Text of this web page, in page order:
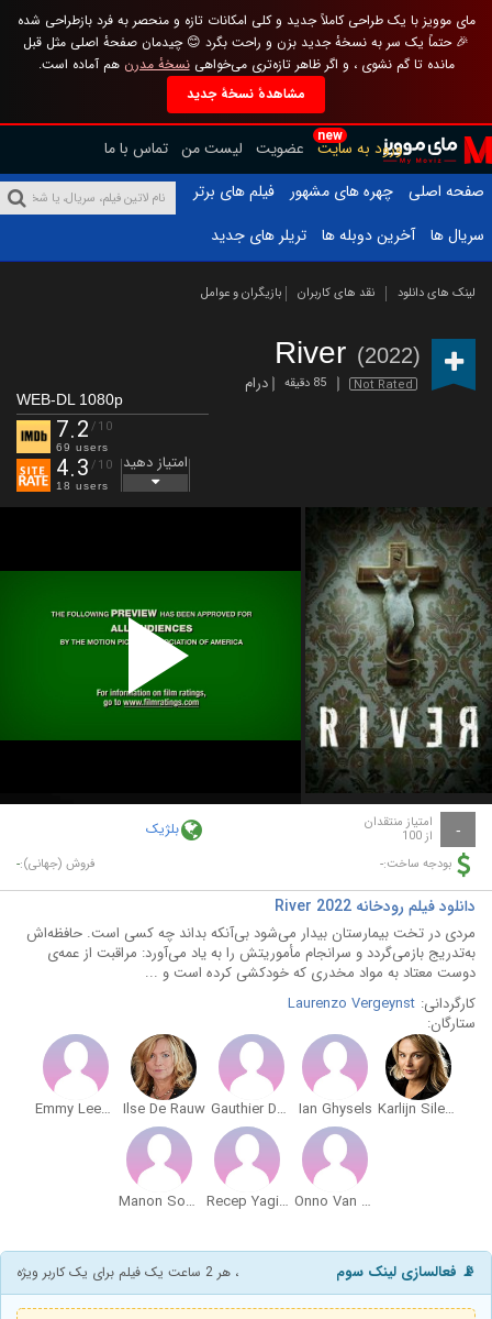
مای موویز با یک طراحی کاملاً جدید و کلی امکانات تازه و منحصر به فرد بازطراحی شده
🎉 حتماً یک سر به نسخهٔ جدید بزن و راحت بگرد 😊 چیدمان صفحهٔ اصلی مثل قبل
مانده تا گم نشوی ، و اگر ظاهر تازه‌تری می‌خواهینسخهٔ مدرن هم آماده است.
مشاهدهٔ نسخهٔ جدید
new
ورود به سایت عضویت لیست من تماس با ما
صفحه اصلی
چهره های مشهور
فیلم های برتر
سریال ها
آخرین دوبله ها تریلر های جدید
لینک های دانلود نقد های کاربران بازیگران و عوامل
River (2022)
Not Rated 85 دقیقه درام
WEB-DL 1080p
7.2 /10
69 users
4.3 /10
18 users
امتیاز دهید
Play
Video
- امتیاز منتقدان
از 100 بلژیک
بودجه ساخت:- فروش (جهانی):-
دانلود فیلم رودخانه River 2022
مردی در تخت بیمارستان بیدار می‌شود بی‌آنکه بداند چه کسی است. حافظه‌اش
به‌تدریج بازمی‌گردد و سرانجام مأموریتش را به یاد می‌آورد: مراقبت از عمه‌ی
دوست معتاد به مواد مخدری که خودکشی کرده است و ...
کارگردانی: Laurenzo Vergeynst
ستارگان:
Karlijn Sileghem
Ian Ghysels
Gauthier Deleersnijder
Ilse De Rauw
Emmy Leemans
Onno Van Gelder
Recep Yagizoglu
Manon Soberon
📡 فعالسازی لینک سوم ، هر 2 ساعت یک فیلم برای یک کاربر ویژه